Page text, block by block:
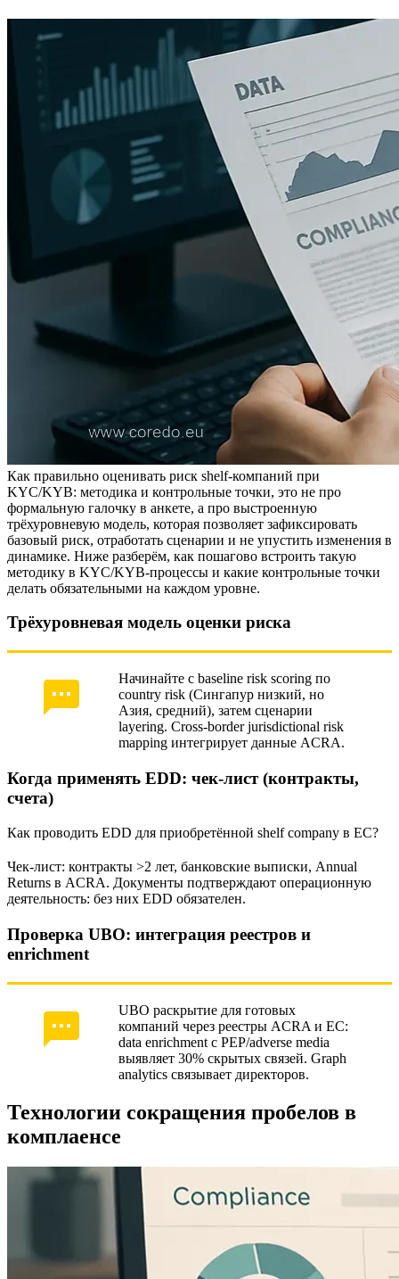
Как правильно оценивать риск shelf-компаний при
KYC/KYB: методика и контрольные точки, это не про
формальную галочку в анкете, а про выстроенную
трёхуровневую модель, которая позволяет зафиксировать
базовый риск, отработать сценарии и не упустить изменения в
динамике. Ниже разберём, как пошагово встроить такую
методику в KYC/KYB-процессы и какие контрольные точки
делать обязательными на каждом уровне.
Трёхуровневая модель оценки риска
Начинайте с baseline risk scoring по
country risk (Сингапур низкий, но
Азия, средний), затем сценарии
layering. Cross-border jurisdictional risk
mapping интегрирует данные ACRA.
Когда применять EDD: чек-лист (контракты,
счета)
Как проводить EDD для приобретённой shelf company в ЕС?
Чек-лист: контракты >2 лет, банковские выписки, Annual
Returns в ACRA. Документы подтверждают операционную
деятельность: без них EDD обязателен.
Проверка UBO: интеграция реестров и
enrichment
UBO раскрытие для готовых
компаний через реестры ACRA и ЕС:
data enrichment с PEP/adverse media
выявляет 30% скрытых связей. Graph
analytics связывает директоров.
Технологии сокращения пробелов в
комплаенсе